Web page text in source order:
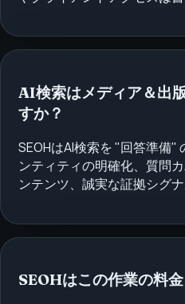
AI検索はメディア＆出
すか？
SEOHはAI検索を "回答準備"
ンティティの明確化、質問
ンテンツ、誠実な証拠シグナ
SEOHはこの作業の料